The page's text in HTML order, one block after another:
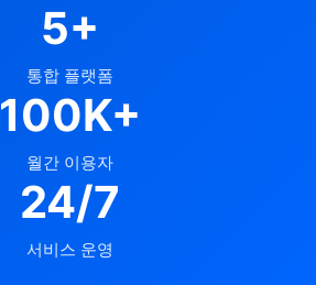
5+
통합 플랫폼
100K+
월간 이용자
24/7
서비스 운영